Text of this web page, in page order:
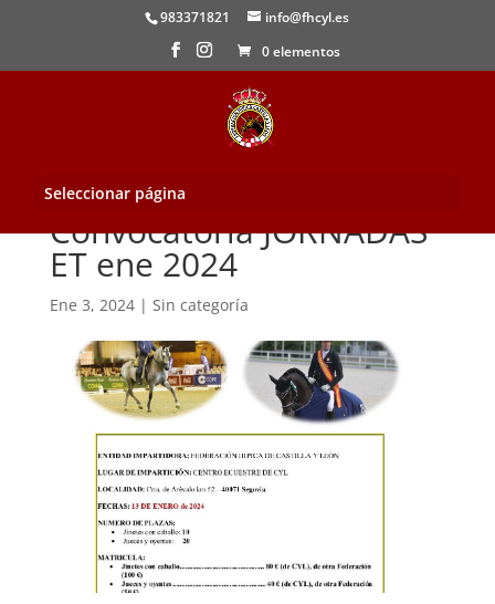
983371821
info@fhcyl.es
0 elementos
Seleccionar página
Convocatoria JORNADAS
ET ene 2024
Ene 3, 2024| Sin categoría